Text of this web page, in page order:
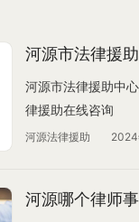
河源市法律援
河源市法律援助中
律援助在线咨询
河源法律援助
河源哪个律师